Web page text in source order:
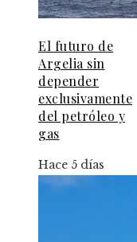
El futuro de
Argelia sin
depender
exclusivamente
del petróleo y
gas
Hace 5 días